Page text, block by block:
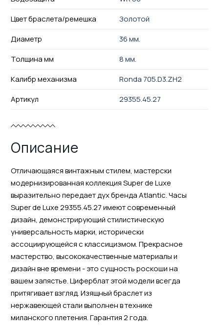
Цвет браслета/ремешка
Золотой
Диаметр
36 мм.
Толщина мм
8 мм.
Калибр механизма
Ronda 705.D3.ZH2
Артикул
29355.45.27
Описание
Отличающаяся винтажным стилем, мастерски
модернизированная коллекция Super de Luxe
выразительно передает дух бренда Atlantic. Часы
Super de Luxe 29355.45.27 имеют современный
дизайн, демонстрирующий стилистическую
универсальность марки, исторически
ассоциирующейся с классицизмом. Прекрасное
мастерство, высококачественные материалы и
дизайн вне времени - это сущность роскоши на
вашем запястье. Циферблат этой модели всегда
притягивает взгляд. Изящный браслет из
нержавеющей стали выполнен в технике
миланского плетения. Гарантия 2 года.